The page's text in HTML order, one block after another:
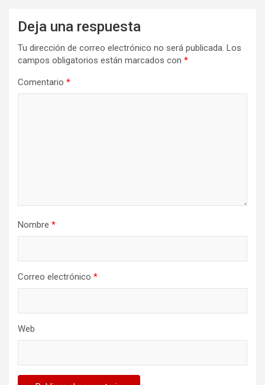
Deja una respuesta
Tu dirección de correo electrónico no será publicada. Los
campos obligatorios están marcados con *
Comentario *
Nombre *
Correo electrónico *
Web